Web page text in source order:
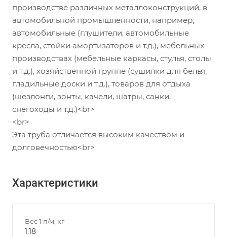
производстве различных металлоконструкций, в
автомобильной промышленности, например,
автомобильные (глушители, автомобильные
кресла, стойки амортизаторов и т.д.), мебельных
производствах (мебельные каркасы, стулья, столы
и т.д.), хозяйственной группе (сушилки для белья,
гладильные доски и т.д.), товаров для отдыха
(шезлонги, зонты, качели, шатры, санки,
снегоходы и т.д.)<br>
<br>
Эта труба отличается высоким качеством и
долговечностью<br>
Характеристики
Вес 1 п/м, кг
1.18